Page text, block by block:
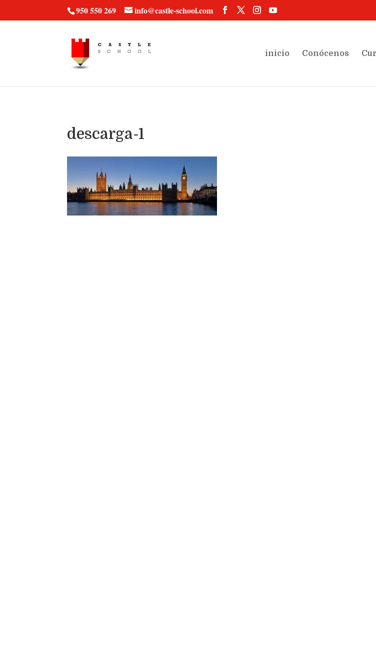
950 550 269 info@castle-school.com
inicio Conócenos
descarga-1